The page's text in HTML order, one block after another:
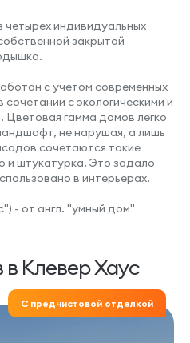
четырёх индивидуальных
закрытой
с учетом современных
с экологическими и
Цветовая гамма домов легко
не нарушая, а лишь
сочетаются такие
и штукатурка. Это задало
в интерьерах.
- от англ. "умный дом"
Клевер Хаус
С предчистовой отделкой